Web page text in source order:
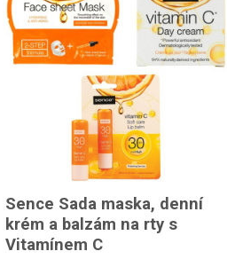
Sence Sada maska, denní
krém a balzám na rty s
Vitamínem C